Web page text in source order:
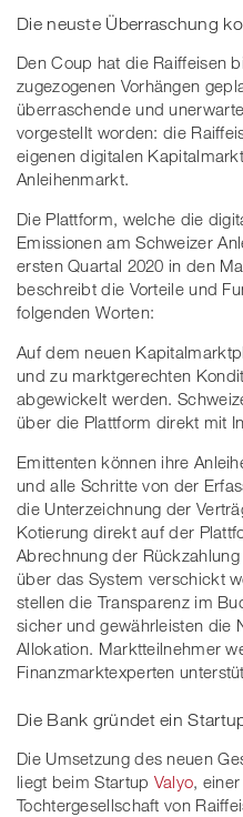
Die neuste Überraschung
Den Coup hat die Raiffeisen
zugezogenen Vorhängen
überraschende und
vorgestellt worden: die
eigenen digitalen
Anleihenmarkt.
Die Plattform, welche die
Emissionen am Schweizer
ersten Quartal 2020 in den
beschreibt die Vorteile und
folgenden Worten:
Auf dem neuen
und zu marktgerechten
abgewickelt werden.
über die Plattform direkt mit
Emittenten können ihre
und alle Schritte von der
die Unterzeichnung der
Kotierung direkt auf der
Abrechnung der
über das System verschickt
stellen die Transparenz im
sicher und gewährleisten die
Allokation. Marktteilnehmer
Finanzmarktexperten
Die Bank gründet ein
Die Umsetzung des neuen
liegt beim Startup Valyo,
Tochtergesellschaft von